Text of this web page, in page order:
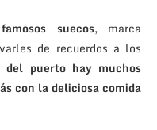
suecos, marca
de recuerdos a los
del puerto hay muchos
con la deliciosa comida